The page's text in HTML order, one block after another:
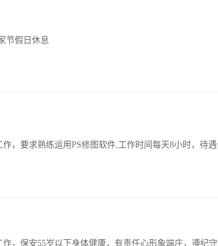
节假日休息
，要求熟练运用PS修图软件,工作时间每天8小时，待遇
，保安55岁以下身体健康，有责任心形象端庄，遵纪